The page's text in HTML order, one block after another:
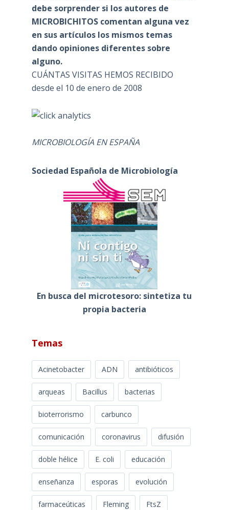
debe sorprender si los autores de
MICROBICHITOS comentan alguna vez
en sus artículos los mismos temas
dando opiniones diferentes sobre
alguno.
CUÁNTAS VISITAS HEMOS RECIBIDO
desde el 10 de enero de 2008
MICROBIOLOGÍA EN ESPAÑA
Sociedad Española de Microbiología
En busca del microtesoro: sintetiza tu
propia bacteria
Temas
Acinetobacter ADN antibióticos
arqueas Bacillus bacterias
bioterrorismo carbunco
comunicación coronavirus difusión
doble hélice E. coli educación
enseñanza esporas evolución
farmaceúticas Fleming FtsZ